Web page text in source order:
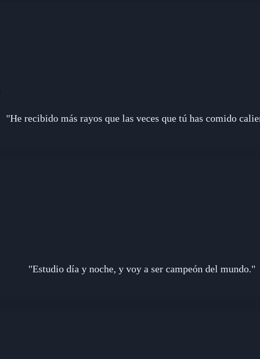
"He recibido más rayos que las veces que tú has comido
"Estudio día y noche, y voy a ser campeón del mundo."